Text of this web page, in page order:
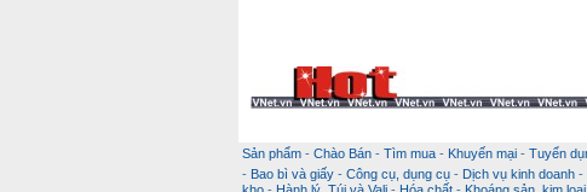
Sản phẩm - Chào Bán - Tìm mua - Khuyến mại - Tuyển
- Bao bì và giấy - Công cụ, dụng cụ - Dịch vụ kinh doanh -